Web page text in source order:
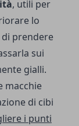
, utili per
lo
prendere
sui
gialli.
macchie
di cibi
i punti